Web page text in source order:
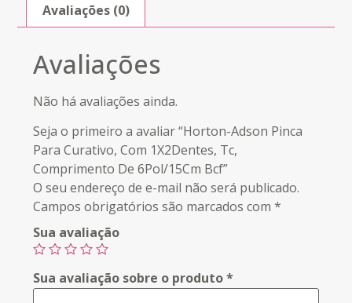
Avaliações (0)
Avaliações
Não há avaliações ainda.
Seja o primeiro a avaliar “Horton-Adson Pinca
Para Curativo, Com 1X2Dentes, Tc,
Comprimento De 6Pol/15Cm Bcf”
O seu endereço de e-mail não será publicado.
Campos obrigatórios são marcados com*
Sua avaliação
Sua avaliação sobre o produto*